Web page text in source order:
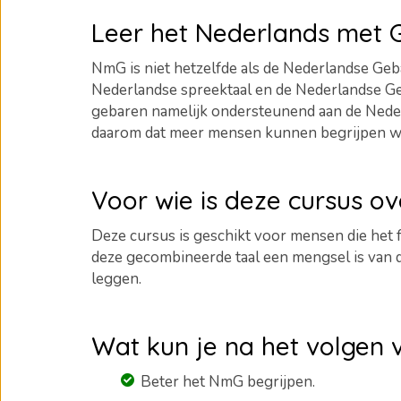
Leer het Nederlands met
NmG is niet hetzelfde als de Nederlandse
Nederlandse spreektaal en de Nederlandse
gebaren namelijk ondersteunend aan de
daarom dat meer mensen kunnen begrijpen
Voor wie is deze cursus
Deze cursus is geschikt voor mensen die
deze gecombineerde taal een mengsel is
leggen.
Wat kun je na het volgen
Beter het NmG begrijpen.